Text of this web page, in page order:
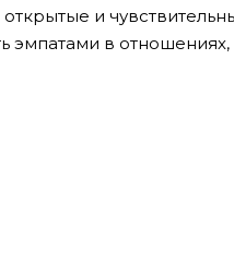
и
в отношениях,